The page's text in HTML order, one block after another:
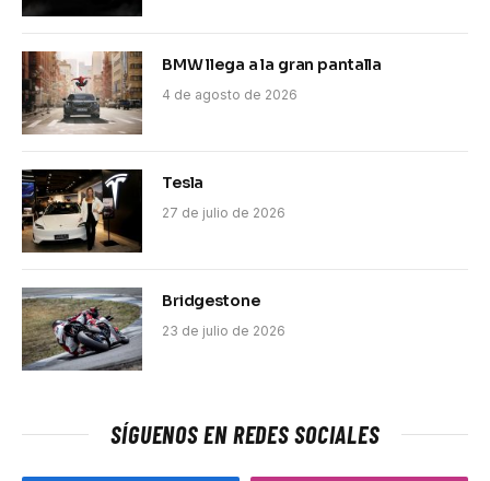
BMW llega a la gran pantalla
4 de agosto de 2026
Tesla
27 de julio de 2026
Bridgestone
23 de julio de 2026
SÍGUENOS EN REDES SOCIALES